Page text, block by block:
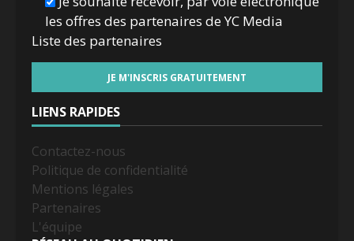
les offres des partenaires de YC Media
Liste des partenaires
LIENS RAPIDES
Contactez-nous
Politique de confidentialité
Mentions légales
Partenaires
L'équipe